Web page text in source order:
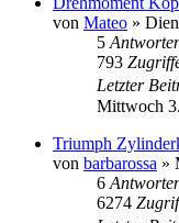
von Mateo »
5
793
Letzter
Mittwoch
Triumph
von barbarossa »
6
6274